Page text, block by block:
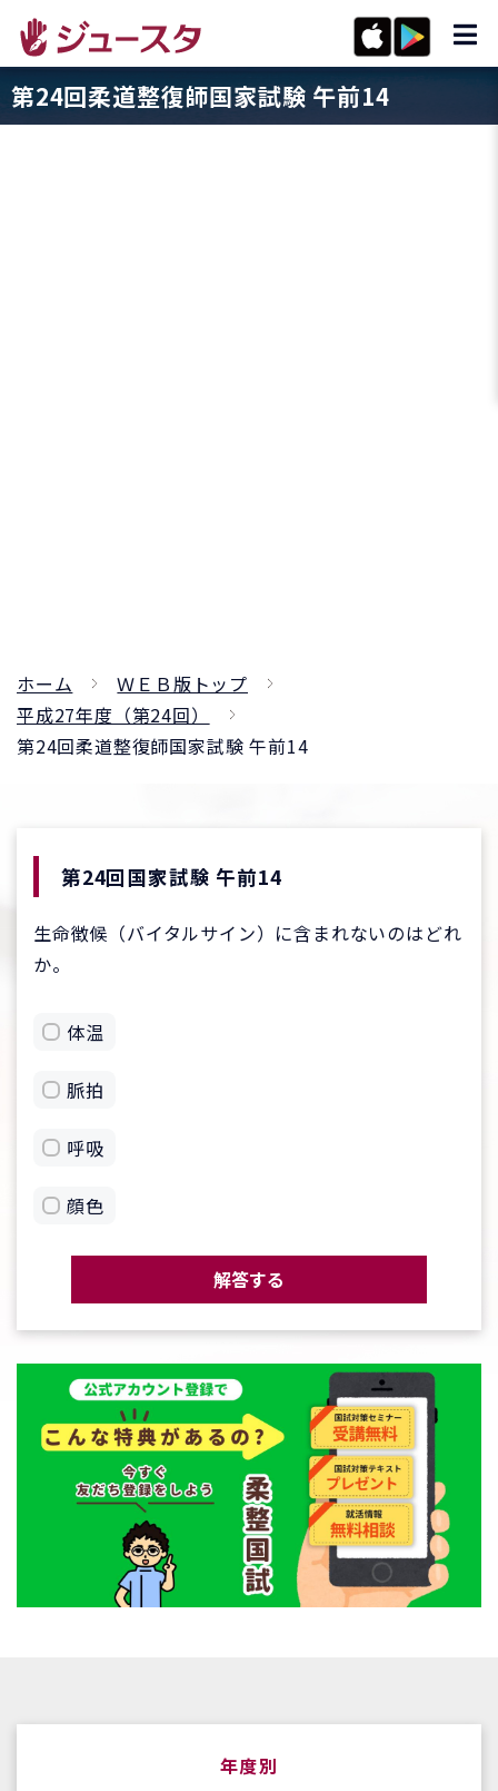
第24回柔道整復師国家試験 午前14
ホーム
ＷＥＢ版トップ
平成27年度（第24回）
第24回柔道整復師国家試験 午前14
第24回国家試験 午前14
生命徴候（バイタルサイン）に含まれないのはどれ
か。
体温
脈拍
呼吸
顔色
解答する
年度別